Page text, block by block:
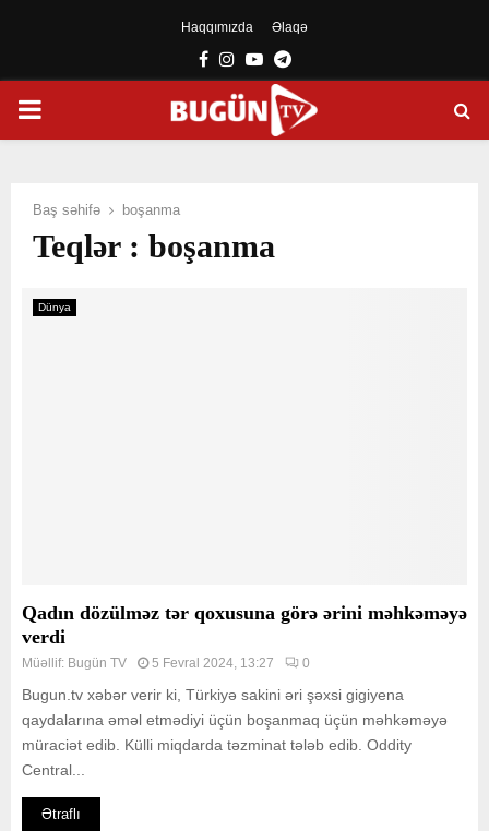
Haqqımızda Əlaqə
Facebook
Instagram
YoutubeTelegram
PRIMARY
Baş səhifə boşanma
Teqlər : boşanma
Dünya
Qadın dözülməz tər qoxusuna görə ərini məhkəməyə
verdi
Müəllif: Bugün TV 5 Fevral 2024, 13:27 0
Bugun.tv xəbər verir ki, Türkiyə sakini əri şəxsi gigiyena
qaydalarına əməl etmədiyi üçün boşanmaq üçün məhkəməyə
müraciət edib. Külli miqdarda təzminat tələb edib. Oddity
Central...
Ətraflı